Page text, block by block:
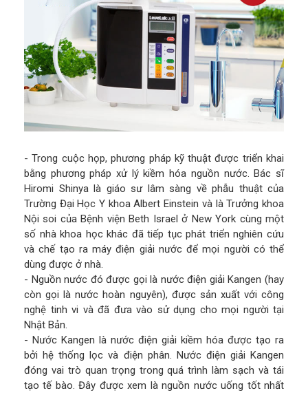
- Trong cuộc họp, phương pháp kỹ thuật được triển khai
bằng phương pháp xử lý kiềm hóa nguồn nước. Bác sĩ
Hiromi Shinya là giáo sư lâm sàng về phẫu thuật của
Trường Đại Học Y khoa Albert Einstein và là Trưởng khoa
Nội soi của Bệnh viện Beth Israel ở New York cùng một
số nhà khoa học khác đã tiếp tục phát triển nghiên cứu
và chế tạo ra máy điện giải nước để mọi người có thể
dùng được ở nhà.
- Nguồn nước đó được gọi là nước điện giải Kangen (hay
còn gọi là nước hoàn nguyên), được sản xuất với công
nghệ tinh vi và đã đưa vào sử dụng cho mọi người tại
Nhật Bản.
- Nước Kangen là nước điện giải kiềm hóa được tạo ra
bởi hệ thống lọc và điện phân. Nước điện giải Kangen
đóng vai trò quan trọng trong quá trình làm sạch và tái
tạo tế bào. Đây được xem là nguồn nước uống tốt nhất